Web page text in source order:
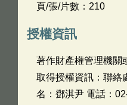
頁/張/片數：210
授權資訊
著作財產權管理機關
取得授權資訊：聯絡
名：鄧淇尹 電話：